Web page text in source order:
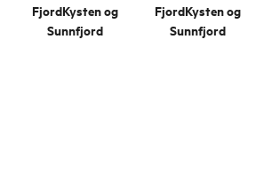
FjordKysten og
Sunnfjord
FjordKysten og
Sunnfjord